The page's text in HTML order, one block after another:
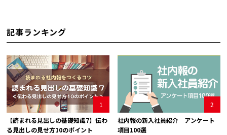
記事ランキング
1
【読まれる見出しの基礎知識7】伝わ
る見出しの見せ方10のポイント
2
社内報の新入社員紹介 アンケート
項目100選